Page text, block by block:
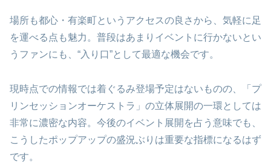
場所も都心・有楽町というアクセスの良さから、気軽に足
を運べる点も魅力。普段はあまりイベントに行かないとい
うファンにも、“入り口”として最適な機会です。
現時点での情報では着ぐるみ登場予定はないものの、「プ
リンセッションオーケストラ」の立体展開の一環としては
非常に濃密な内容。今後のイベント展開を占う意味でも、
こうしたポップアップの盛況ぶりは重要な指標になるはず
です。